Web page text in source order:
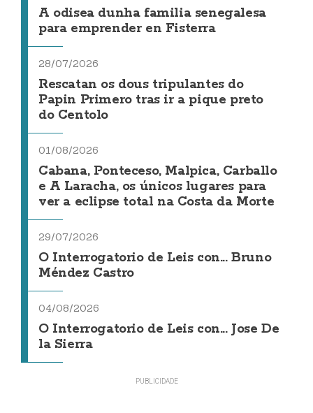
A odisea dunha familia senegalesa
para emprender en Fisterra
28/07/2026
Rescatan os dous tripulantes do
Papin Primero tras ir a pique preto
do Centolo
01/08/2026
Cabana, Ponteceso, Malpica, Carballo
e A Laracha, os únicos lugares para
ver a eclipse total na Costa da Morte
29/07/2026
O Interrogatorio de Leis con... Bruno
Méndez Castro
04/08/2026
O Interrogatorio de Leis con... Jose De
la Sierra